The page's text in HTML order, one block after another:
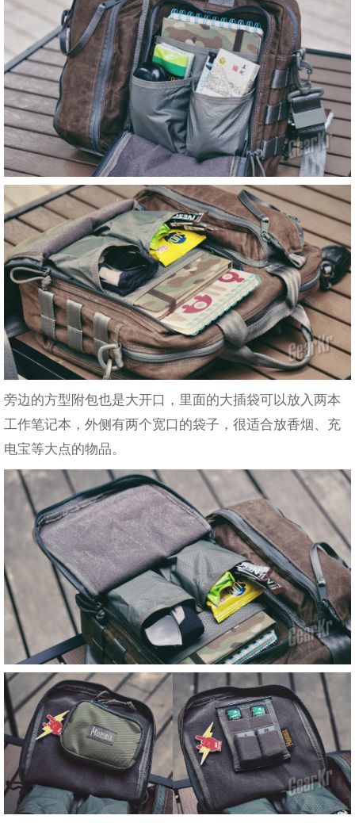
旁边的方型附包也是大开口，里面的大插袋可以放入两本
工作笔记本，外侧有两个宽口的袋子，很适合放香烟、充
电宝等大点的物品。